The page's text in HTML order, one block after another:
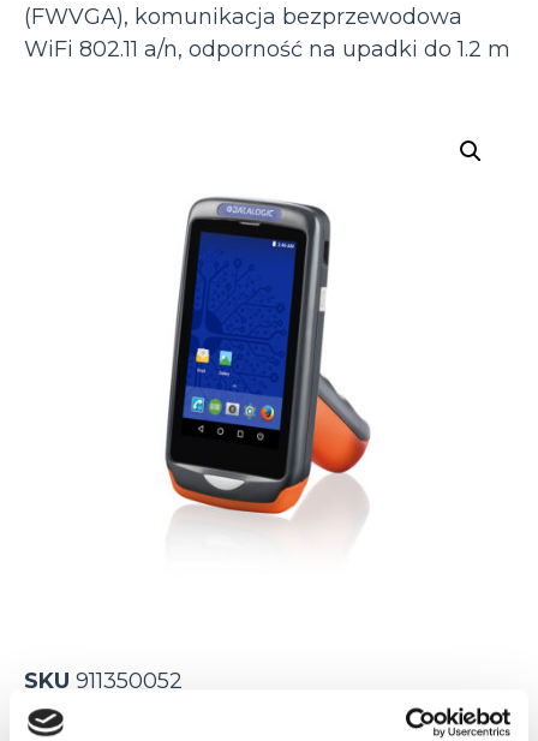
(FWVGA), komunikacja bezprzewodowa
WiFi 802.11 a/n, odporność na upadki do 1.2 m
SKU 911350052
Kategorie:
Terminale mobilne